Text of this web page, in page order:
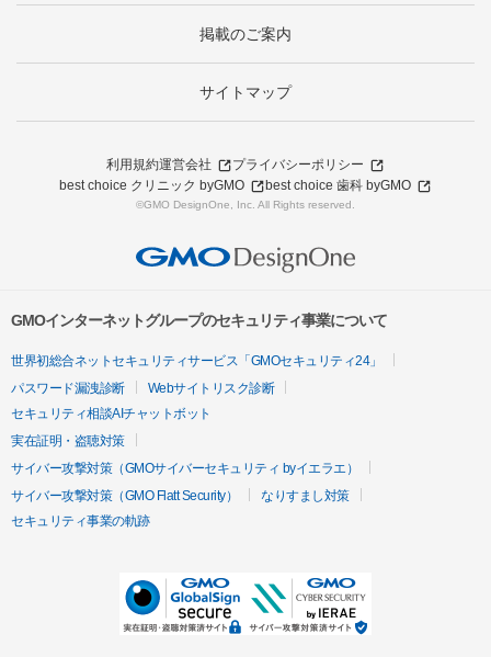
掲載のご案内
サイトマップ
利用規約運営会社
プライバシーポリシー
best choice クリニック byGMO
best choice 歯科 byGMO
©GMO DesignOne, Inc. All Rights reserved.
GMOインターネットグループのセキュリティ事業について
世界初総合ネットセキュリティサービス「GMOセキュリティ24」
パスワード漏洩診断
Webサイトリスク診断
セキュリティ相談AIチャットボット
実在証明・盗聴対策
サイバー攻撃対策（GMOサイバーセキュリティ byイエラエ）
サイバー攻撃対策（GMO Flatt Security）
なりすまし対策
セキュリティ事業の軌跡